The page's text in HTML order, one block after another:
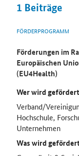
1 Beiträge
FÖRDERPROGRAMM
Förderungen im
Europäischen
(EU4Health)
Wer wird
Verband/
Hochschule,
Unternehmen
Was wird